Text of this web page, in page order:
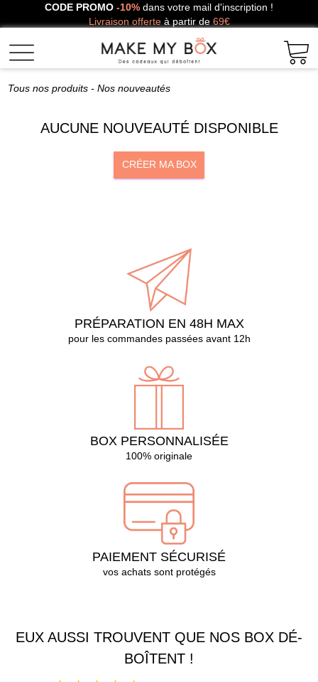
CODE PROMO -10% dans votre mail d'inscription !
Livraison offerteà partir de69€
Tous nos produits - Nos nouveautés
AUCUNE NOUVEAUTÉ DISPONIBLE
CRÉER MA BOX
PRÉPARATION EN 48H MAX
pour les commandes passées avant 12h
BOX PERSONNALISÉE
100% originale
PAIEMENT SÉCURISÉ
vos achats sont protégés
EUX AUSSI TROUVENT QUE NOS BOX DÉ-
BOÎTENT !